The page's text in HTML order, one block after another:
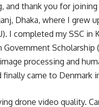
and thank you for
Dhaka, where I grew
I completed my SSC in
processing and
came to Denmark
drone video quality.